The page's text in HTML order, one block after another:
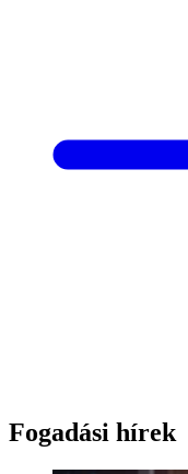
Fogadási hírek